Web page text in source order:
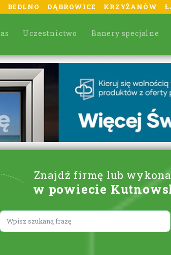
BEDLNO DĄBROWICE KRZYŻANÓW
Uczestnictwo Banery specjalne
Znajdź firmę lub
w powiecie
Lorem ipsum